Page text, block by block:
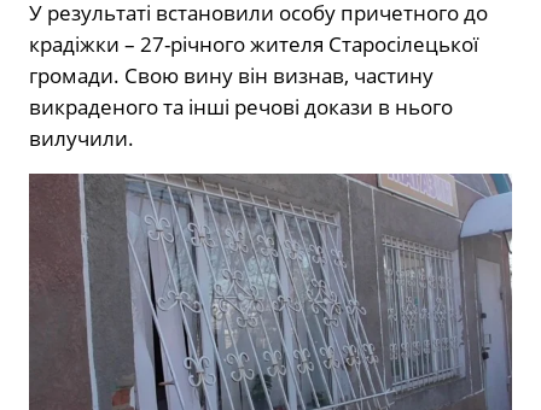
У результаті встановили особу причетного до
крадіжки – 27-річного жителя Старосілецької
громади. Свою вину він визнав, частину
викраденого та інші речові докази в нього
вилучили.